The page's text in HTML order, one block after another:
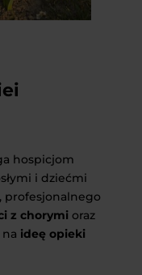
hospicjom
i dziećmi
profesjonalnego
z chorymioraz
ideę opieki